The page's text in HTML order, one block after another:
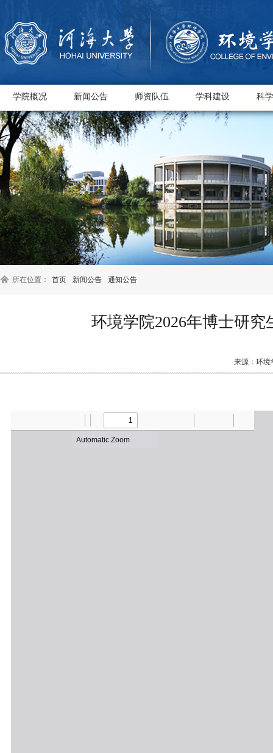
学院概况 新闻公告 师资队伍 学科建设 科
所在位置： 首页 新闻公告 通知公告
环境学院2026年博士研
来源：环境